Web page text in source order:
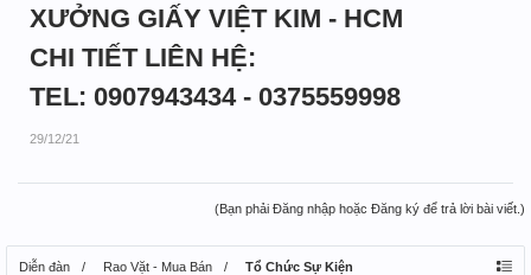
XƯỞNG GIẤY VIỆT KIM - HCM
CHI TIẾT LIÊN HỆ:
TEL: 0907943434 - 0375559998
29/12/21
(Bạn phải Đăng nhập hoặc Đăng ký để trả lời bài viết.)
Diễn đàn Rao Vặt - Mua Bán Tổ Chức Sự Kiện